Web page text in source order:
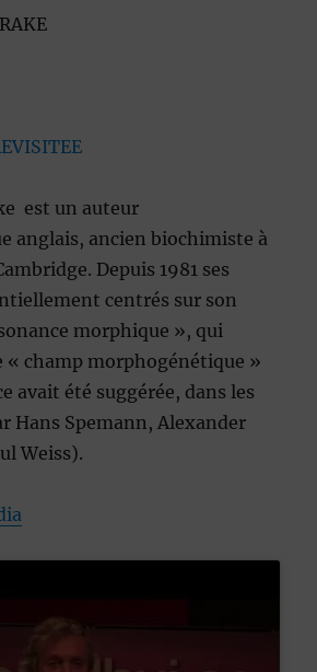
est un auteur
anglais, ancien biochimiste à
Depuis 1981 ses
centrés sur son
morphique », qui
« champ morphogénétique »
avait été suggérée, dans les
Hans Spemann, Alexander
Weiss).